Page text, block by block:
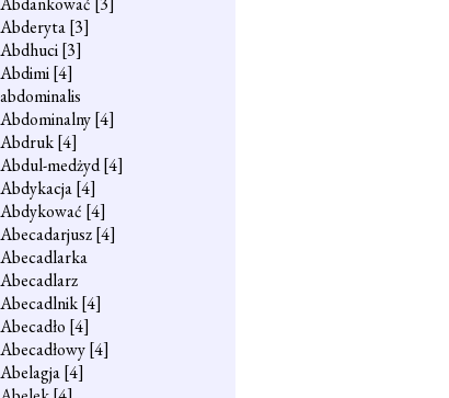
Abderyta[3]
Abdhuci[3]
Abdimi[4]
abdominalis
Abdominalny[4]
Abdruk[4]
Abdul-medżyd[4]
Abdykacja[4]
Abdykować [4]
Abecadarjusz[4]
Abecadlarka
Abecadlarz
Abecadlnik[4]
Abecadło [4]
Abecadłowy[4]
Abelagja[4]